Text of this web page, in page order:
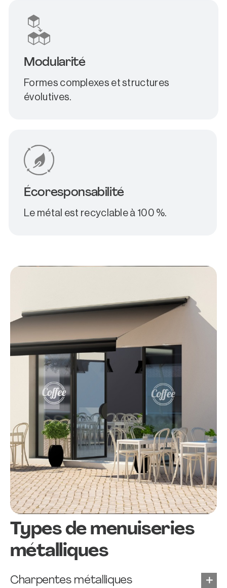
Modularité
Formes complexes et structures
évolutives.
Écoresponsabilité
Le métal est recyclable à 100 %.
Types de menuiseries
métalliques
Charpentes métalliques